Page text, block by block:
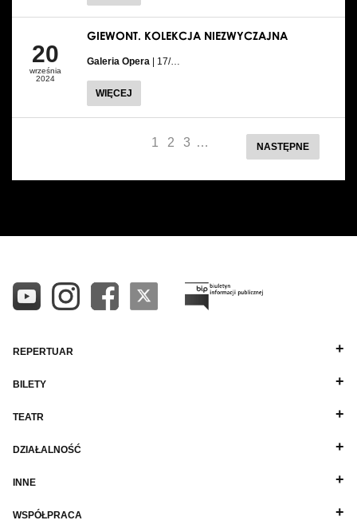
20
września
2024
GIEWONT. KOLEKCJA NIEZWYCZAJNA
Galeria Opera | 17/…
WIĘCEJ
1 2 3 … NASTĘPNE
REPERTUAR
BILETY
TEATR
DZIAŁALNOŚĆ
INNE
WSPÓŁPRACA